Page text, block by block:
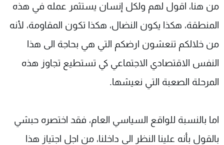
من هنا، اقول لهم ولكل إنسان يستثمر عمله في هذه
المنطقة، هكذا يكون النضال، هكذا تكون المقاومة، لأنه
من خلالكم تنعشون ارضكم التي هي بحاجة الى هذا
النفس الاقتصادي الاجتماعي كي تستطيع تجاوز هذه
المرحلة الصعبة التي نعيشها.
اما بالنسبة للواقع السياسي العام، فقد اختصره حبشي
بالقول بأنه علينا النظر الى داخلنا، من اجل اجتياز هذا